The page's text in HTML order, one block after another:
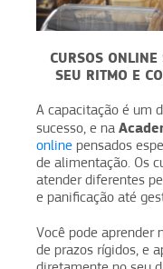
CURSOS
SEU RITMO E
A capacitação é um
sucesso, e na
online pensados
de alimentação. Os
atender diferentes
e panificação até
Você pode aprender
de prazos rígidos, e